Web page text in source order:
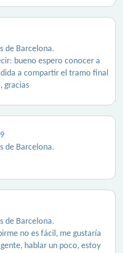
de Barcelona.
bueno espero conocer a
a compartir el tramo final
gracias
de Barcelona.
de Barcelona.
no es fácil, me gustaría
hablar un poco, estoy